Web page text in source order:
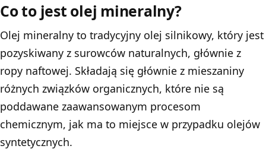
Co to jest olej mineralny?
Olej mineralny to tradycyjny olej silnikowy, który jest
pozyskiwany z surowców naturalnych, głównie z
ropy naftowej. Składają się głównie z mieszaniny
różnych związków organicznych, które nie są
poddawane zaawansowanym procesom
chemicznym, jak ma to miejsce w przypadku olejów
syntetycznych.